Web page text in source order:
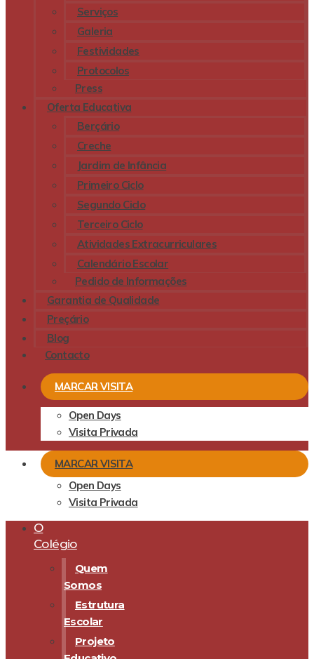
Serviços
Galeria
Festividades
Protocolos
Press
Oferta Educativa
Berçário
Creche
Jardim de Infância
Primeiro Ciclo
Segundo Ciclo
Terceiro Ciclo
Atividades Extracurriculares
Calendário Escolar
Pedido de Informações
Garantia de Qualidade
Preçário
Blog
Contacto
MARCAR VISITA
Open Days
Visita Privada
MARCAR VISITA
Open Days
Visita Privada
O
Colégio
Quem
Somos
Estrutura
Escolar
Projeto